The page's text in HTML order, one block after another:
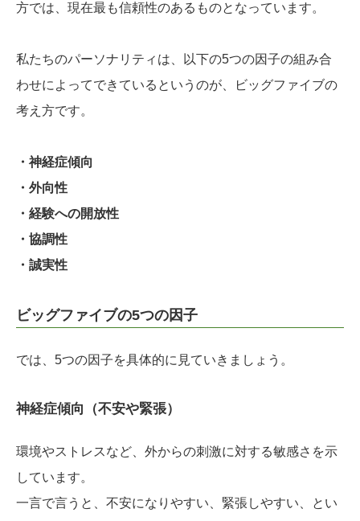
方では、現在最も信頼性のあるものとなっています。
私たちのパーソナリティは、以下の5つの因子の組み合
わせによってできているというのが、ビッグファイブの
考え方です。
・神経症傾向
・外向性
・経験への開放性
・協調性
・誠実性
ビッグファイブの5つの因子
では、5つの因子を具体的に見ていきましょう。
神経症傾向（不安や緊張）
環境やストレスなど、外からの刺激に対する敏感さを示
しています。
一言で言うと、不安になりやすい、緊張しやすい、とい